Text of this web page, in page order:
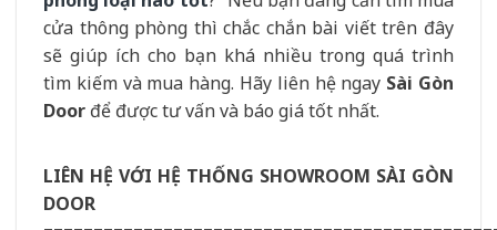
cửa thông phòng thì chắc chắn bài viết trên đây
sẽ giúp ích cho bạn khá nhiều trong quá trình
tìm kiếm và mua hàng. Hãy liên hệ ngay Sài Gòn
Door để được tư vấn và báo giá tốt nhất.
LIÊN HỆ VỚI HỆ THỐNG SHOWROOM SÀI GÒN
DOOR